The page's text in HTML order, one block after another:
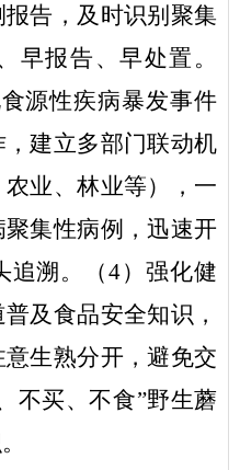
告，及时识别聚集
早报告、早处置。
源性疾病暴发事件
建立多部门联动机
业、林业等），一
集性病例，迅速开
追溯。（4）强化健
及食品安全知识，
生熟分开，避免交
不买、不食”野生蘑